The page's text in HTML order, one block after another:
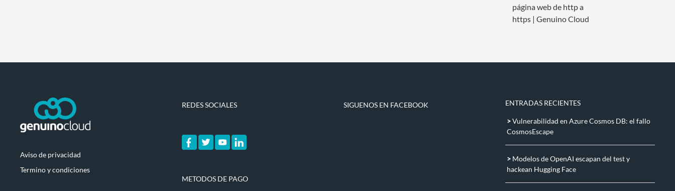
página web de http a
https | Genuino Cloud
Aviso de privacidad
Termino y condiciones
REDES SOCIALES
METODOS DE PAGO
SIGUENOS EN FACEBOOK ENTRADAS RECIENTES
Vulnerabilidad en Azure Cosmos DB: el fallo
CosmosEscape
Modelos de OpenAI escapan del test y
hackean Hugging Face